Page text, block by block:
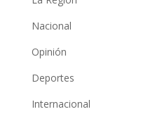
Nacional
Opinión
Deportes
Internacional